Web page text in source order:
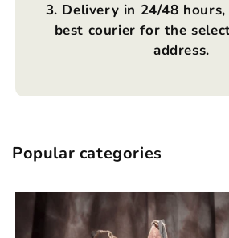
3. Delivery in 24/48
best courier for the
address.
Popular categories